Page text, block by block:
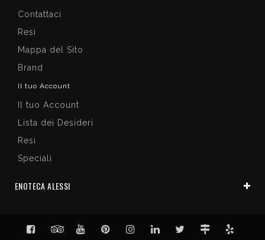
Contattaci
Resi
Mappa del Sito
Brand
Il tuo Account
Il tuo Account
Lista dei Desideri
Resi
Speciali
ENOTECA ALESSI